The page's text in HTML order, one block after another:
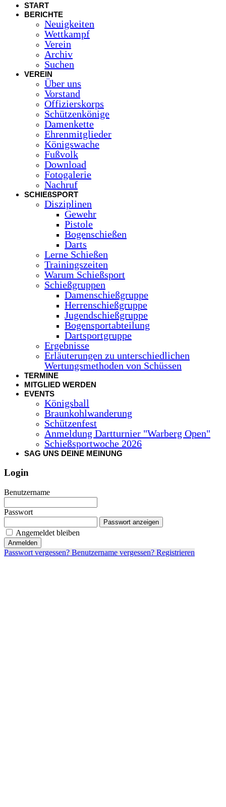
START
BERICHTE
Neuigkeiten
Wettkampf
Verein
Archiv
Suchen
VEREIN
Über uns
Vorstand
Offizierskorps
Schützenkönige
Damenkette
Ehrenmitglieder
Königswache
Fußvolk
Download
Fotogalerie
Nachruf
SCHIEßSPORT
Disziplinen
Gewehr
Pistole
Bogenschießen
Darts
Lerne Schießen
Trainingszeiten
Warum Schießsport
Schießgruppen
Damenschießgruppe
Herrenschießgruppe
Jugendschießgruppe
Bogensportabteilung
Dartsportgruppe
Ergebnisse
Erläuterungen zu unterschiedlichen
Wertungsmethoden von Schüssen
TERMINE
MITGLIED WERDEN
EVENTS
Königsball
Braunkohlwanderung
Schützenfest
Anmeldung Dartturnier "Warberg Open"
Schießsportwoche 2026
SAG UNS DEINE MEINUNG
Login
Benutzername
Passwort
Passwort anzeigen
Angemeldet bleiben
Anmelden
Passwort vergessen? Benutzername vergessen? Registrieren